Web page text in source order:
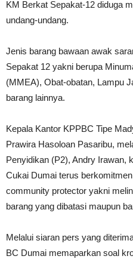
KM Berkat Sepakat-12 diduga
undang-undang.
Jenis barang bawaan awak
Sepakat 12 yakni berupa
(MMEA), Obat-obatan, Lampu
barang lainnya.
Kepala Kantor KPPBC Tipe
Prawira Hasoloan Pasaribu,
Penyidikan (P2), Andry Irawan,
Cukai Dumai terus
community protector yakni
barang yang dibatasi maupun
Melalui siaran pers yang
BC Dumai memaparkan soal